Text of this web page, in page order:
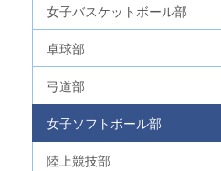
女子バスケットボール部
卓球部
弓道部
女子ソフトボール部
陸上競技部